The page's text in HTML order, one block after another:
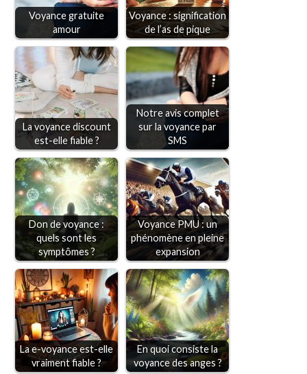
Voyance gratuite
amour
Voyance : signification
de l’as de pique
La voyance discount
est-elle fiable ?
Notre avis complet
sur la voyance par
SMS
Don de voyance :
quels sont les
symptômes ?
Voyance PMU : un
phénomène en pleine
expansion
La e-voyance est-elle
vraiment fiable ?
En quoi consiste la
voyance des anges ?